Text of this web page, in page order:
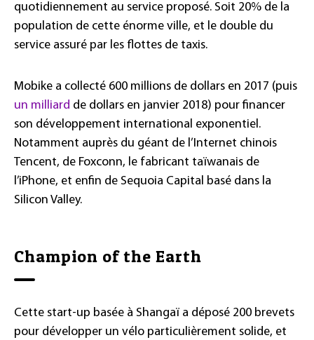
quotidiennement au service proposé. Soit 20% de la
population de cette énorme ville, et le double du
service assuré par les flottes de taxis.
Mobike a collecté 600 millions de dollars en 2017 (puis
un milliard de dollars en janvier 2018) pour financer
son développement international exponentiel.
Notamment auprès du géant de l’Internet chinois
Tencent, de Foxconn, le fabricant taïwanais de
l’iPhone, et enfin de Sequoia Capital basé dans la
Silicon Valley.
Champion of the Earth
Cette start-up basée à Shangaï a déposé 200 brevets
pour développer un vélo particulièrement solide, et